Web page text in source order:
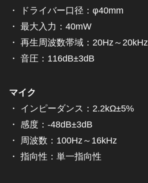
・ ドライバー口径：φ40mm
・ 最大入力：40mW
・ 再生周波数帯域：20Hz～20kHz
・ 音圧：116dB±3dB
マイク
・ インピーダンス：2.2kΩ±5%
・ 感度：-48dB±3dB
・ 周波数：100Hz～16kHz
・ 指向性：単一指向性